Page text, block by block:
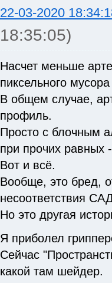
22-03-2020
18:35:05)
Насчет меньше
пиксельного
В общем случае,
профиль.
Просто с блочным
при прочих равных
Вот и всё.
Вообще, это бред,
несоответствия
Но это другая
Я приболел
Сейчас
какой там шейдер.